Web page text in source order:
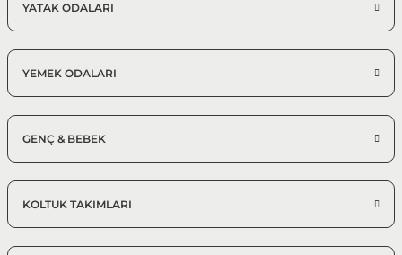
YATAK ODALARI
YEMEK ODALARI
GENÇ & BEBEK
KOLTUK TAKIMLARI